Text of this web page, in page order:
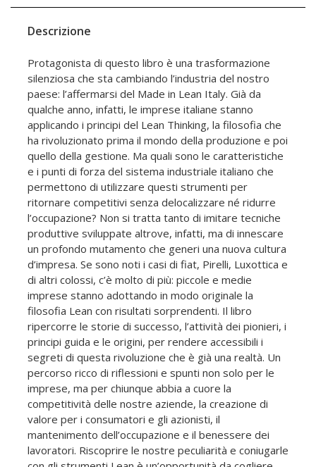
Descrizione
Protagonista di questo libro è una trasformazione
silenziosa che sta cambiando l’industria del nostro
paese: l’affermarsi del Made in Lean Italy. Già da
qualche anno, infatti, le imprese italiane stanno
applicando i principi del Lean Thinking, la filosofia che
ha rivoluzionato prima il mondo della produzione e poi
quello della gestione. Ma quali sono le caratteristiche
e i punti di forza del sistema industriale italiano che
permettono di utilizzare questi strumenti per
ritornare competitivi senza delocalizzare né ridurre
l’occupazione? Non si tratta tanto di imitare tecniche
produttive sviluppate altrove, infatti, ma di innescare
un profondo mutamento che generi una nuova cultura
d’impresa. Se sono noti i casi di fiat, Pirelli, Luxottica e
di altri colossi, c’è molto di più: piccole e medie
imprese stanno adottando in modo originale la
filosofia Lean con risultati sorprendenti. Il libro
ripercorre le storie di successo, l’attività dei pionieri, i
principi guida e le origini, per rendere accessibili i
segreti di questa rivoluzione che è già una realtà. Un
percorso ricco di riflessioni e spunti non solo per le
imprese, ma per chiunque abbia a cuore la
competitività delle nostre aziende, la creazione di
valore per i consumatori e gli azionisti, il
mantenimento dell’occupazione e il benessere dei
lavoratori. Riscoprire le nostre peculiarità e coniugarle